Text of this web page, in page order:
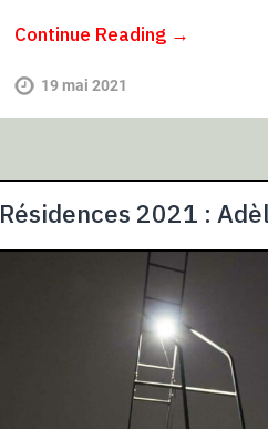
Continue Reading →
19 mai 2021
Résidences 2021 :